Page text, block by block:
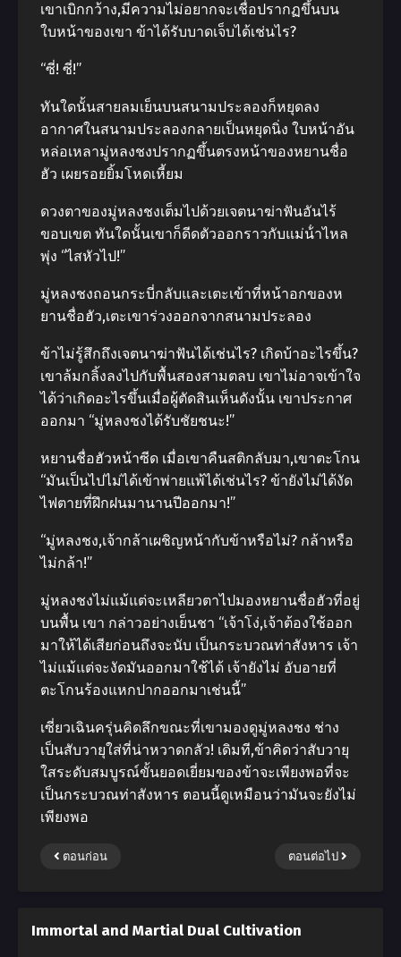
เขาเบิกกว้าง,มีความไม่อยากจะเชื่อปรากฏขึ้นบน
ใบหน้าของเขา ข้าได้รับบาดเจ็บได้เช่นไร?
“ซี่! ซี่!”
ทันใดนั้นสายลมเย็นบนสนามประลองก็หยุดลง
อากาศในสนามประลองกลายเป็นหยุดนิ่ง ใบหน้าอัน
หล่อเหลามู่หลงชงปรากฏขึ้นตรงหน้าของหยานชื่อ
ฮัว เผยรอยยิ้มโหดเหี้ยม
ดวงตาของมู่หลงชงเต็มไปด้วยเจตนาฆ่าฟันอันไร้
ขอบเขต ทันใดนั้นเขาก็ดีดตัวออกราวกับแม่น้ําไหล
พุ่ง “ไสหัวไป!”
มู่หลงชงถอนกระบี่กลับและเตะเข้าที่หน้าอกของห
ยานชื่อฮัว,เตะเขาร่วงออกจากสนามประลอง
ข้าไม่รู้สึกถึงเจตนาฆ่าฟันได้เช่นไร? เกิดบ้าอะไรขึ้น?
เขาล้มกลิ้งลงไปกับพื้นสองสามตลบ เขาไม่อาจเข้าใจ
ได้ว่าเกิดอะไรขึ้นเมื่อผู้ตัดสินเห็นดังนั้น เขาประกาศ
ออกมา “มู่หลงชงได้รับชัยชนะ!”
หยานชื่อฮัวหน้าซีด เมื่อเขาคืนสติกลับมา,เขาตะโกน
“มันเป็นไปไม่ได้เข้าพ่ายแพ้ได้เช่นไร? ข้ายังไม่ได้งัด
ไฟตายที่ฝึกฝนมานานปีออกมา!”
“มู่หลงชง,เจ้ากล้าเผชิญหน้ากับข้าหรือไม่? กล้าหรือ
ไม่กล้า!”
มู่หลงชงไม่แม้แต่จะเหลียวตาไปมองหยานชื่อฮัวที่อยู่
บนพื้น เขา กล่าวอย่างเย็นชา “เจ้าโง่,เจ้าต้องใช้ออก
มาให้ได้เสียก่อนถึงจะนับ เป็นกระบวณท่าสังหาร เจ้า
ไม่แม้แต่จะงัดมันออกมาใช้ได้ เจ้ายังไม่ อับอายที่
ตะโกนร้องแหกปากออกมาเช่นนี้”
เซี่ยวเฉินครุ่นคิดลึกขณะที่เขามองดูมู่หลงชง ช่าง
เป็นสับวายุใส่ที่น่าหวาดกลัว! เดิมที,ข้าคิดว่าสับวายุ
ใสระดับสมบูรณ์ขั้นยอดเยี่ยมของข้าจะเพียงพอที่จะ
เป็นกระบวณท่าสังหาร ตอนนี้ดูเหมือนว่ามันจะยังไม่
เพียงพอ
ตอนก่อน ตอนต่อไป
Immortal and Martial Dual Cultivation